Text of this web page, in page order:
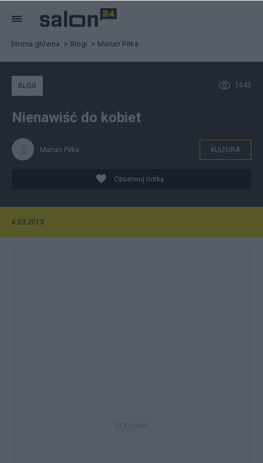
Strona główna Blogi Marian Piłka
1643
BLOG
Nienawiść do kobiet
Marian Piłka KULTURA
Obserwuj notkę
6.03.2013